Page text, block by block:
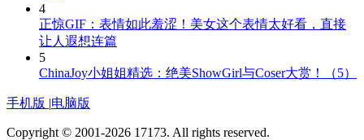
4
正惊GIF：表情如此羞涩！美女这个表情太好看，直接
让人遐想连篇
5
ChinaJoy小姐姐精选：绝美ShowGirl与Coser大赏！（5）
手机版 |电脑版
Copyright © 2001-2026 17173. All rights reserved.